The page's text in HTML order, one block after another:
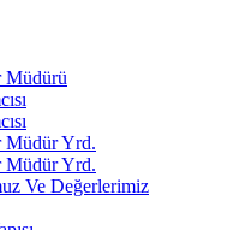
Müdürü
Müdür Yrd.
Müdür Yrd.
Ve Değerlerimiz